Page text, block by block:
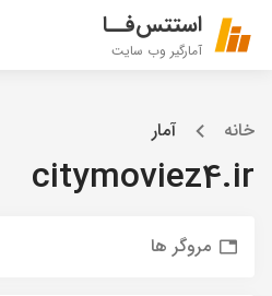
استتس‌فــا
آمارگیر وب سایت
خانه آمار
citymoviez4.ir
مروگر ها